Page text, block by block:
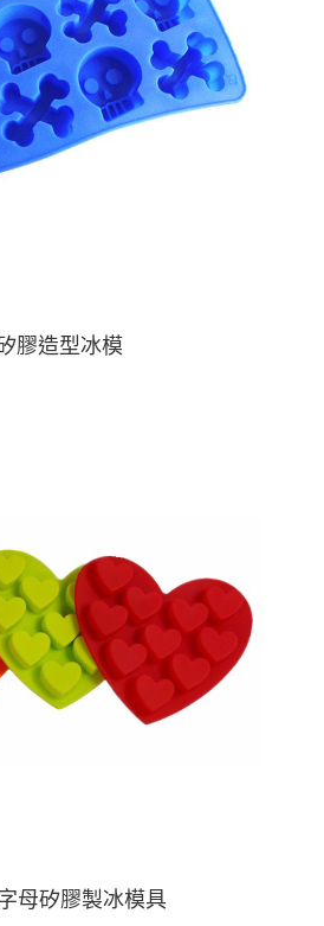
膠造型冰模
母矽膠製冰模具